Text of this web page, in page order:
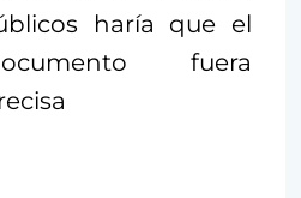
haría que el
fuera